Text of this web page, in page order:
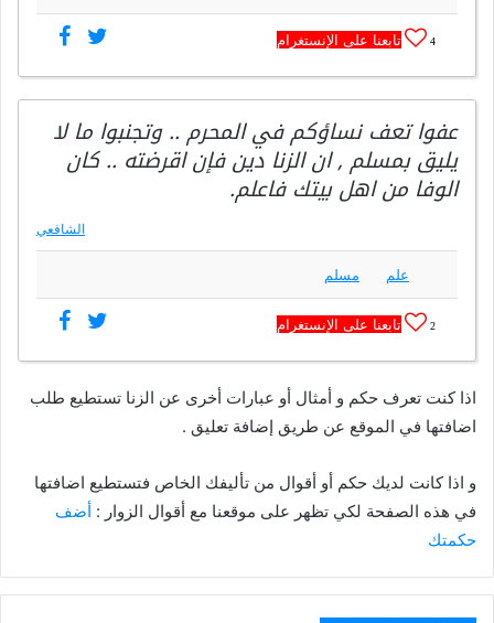
4 تابعنا على الإنستغرام
عفوا تعف نساؤكم في المحرم .. وتجنبوا ما لا
يليق بمسلم , ان الزنا دين فإن اقرضته .. كان
الوفا من اهل بيتك فاعلم.
الشافعي
علم مسلم
2 تابعنا على الإنستغرام
اذا كنت تعرف حكم و أمثال أو عبارات أخرى عن الزنا تستطيع طلب
اضافتها في الموقع عن طريق إضافة تعليق .
و اذا كانت لديك حكم أو أقوال من تأليفك الخاص فتستطيع اضافتها
في هذه الصفحة لكي تظهر على موقعنا مع أقوال الزوار : أضف
حكمتك